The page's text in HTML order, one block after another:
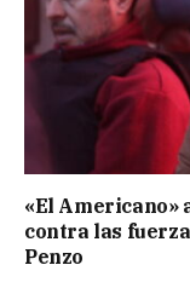
«El Americano»
contra las
Penzo